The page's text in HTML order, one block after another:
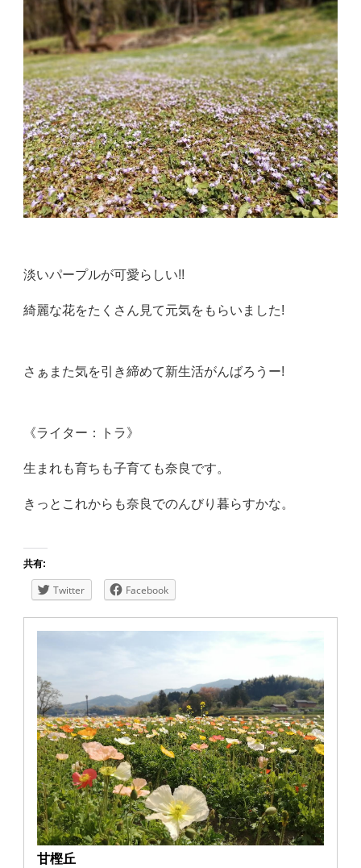
淡いパープルが可愛らしい!!
綺麗な花をたくさん見て元気をもらいました!
さぁまた気を引き締めて新生活がんばろうー!
《ライター：トラ》
生まれも育ちも子育ても奈良です。
きっとこれからも奈良でのんびり暮らすかな。
共有:
Twitter Facebook
甘樫丘